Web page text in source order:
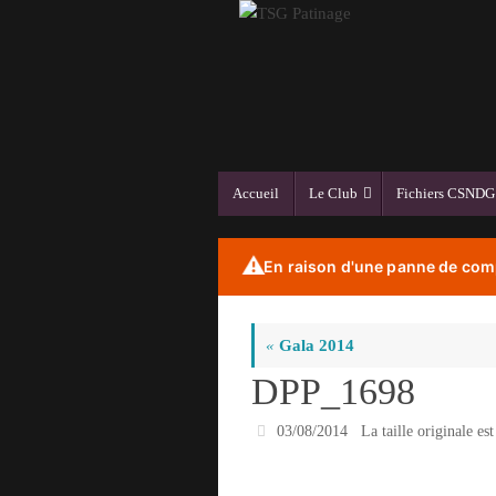
Accueil Le Club Fichiers CSNDG
⚠️En raison d'une panne de
« Gala 2014
DPP_1698
03/08/2014 La taille originale